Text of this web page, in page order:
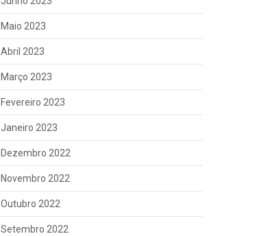
Maio 2023
Abril 2023
Março 2023
Fevereiro 2023
Janeiro 2023
Dezembro 2022
Novembro 2022
Outubro 2022
Setembro 2022